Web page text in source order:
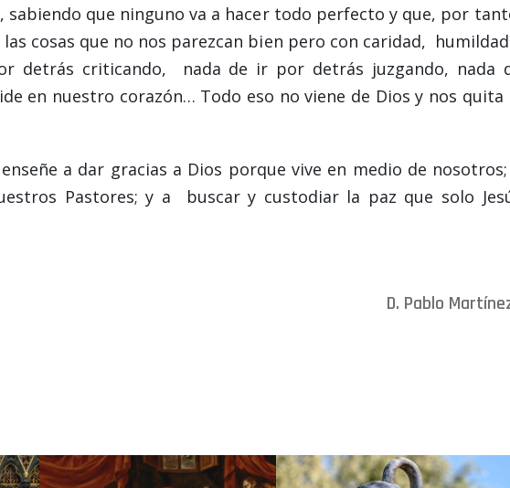
sabiendo que ninguno va a hacer todo perfecto y que, por
cosas que no nos parezcan bien pero con caridad,
detrás criticando, nada de ir por detrás juzgando, nada
en nuestro corazón… Todo eso no viene de Dios y nos quita
a dar gracias a Dios porque vive en medio de
Pastores; y a buscar y custodiar la paz que solo
D. Pablo